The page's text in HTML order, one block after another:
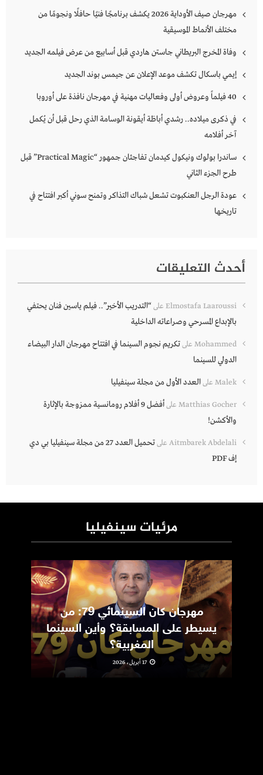
مهرجان صيف الأوداية 2026 يكشف برنامجًا فنيًا حافلًا ونجومًا من
مختلف الأنماط الموسيقية
وفاة المخرج البريطاني جاستن هاردي قبل أسابيع من عرض فيلمه الجديد
إيمي باسكال تكشف موعد الإعلان عن جيمس بوند الجديد
40 فيلماً وعروض أولى وفعاليات مهنية في مهرجان نافذة على أوروبا
في ذكرى ميلاده.. رشدي أباظة أيقونة الوسامة الذي رحل قبل أن يُكمل
آخر أفلامه
ساندرا بولوك ونيكول كيدمان تفاجئان جمهور “Practical Magic” قبل
طرح الجزء الثاني
عودة الرجل العنكبوت تشعل شباك التذاكر وتمنح سوني أكبر افتتاح في
تاريخها
أحدث التعليقات
Elmostafa Laaroussi على“التدريب الأخير”.. فيلم ياسين فنان يحتفي
بالإبداع المسرحي وصراعاته الداخلية
Mohammed علىتكريم نجوم السينما في افتتاح مهرجان الدار البيضاء
الدولي للسينما
Malek علىالعدد الأول من مجلة سينفيليا
Matthias Gocher على
أفضل 9 أفلام رومانسية ممزوجة بالإثارة
والأكشن!
Aitmbarek Abdelali على
تحميل العدد 27 من مجلة سينفيليا بي دي
إف PDF
مرئيات سينفيليا
مهرجان كان السينمائي 79: من
يسيطر على المسابقة؟ وأين السينما
المغربية؟
17 أبريل، 2026